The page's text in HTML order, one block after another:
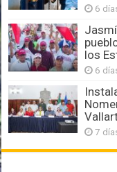
6
los
6
7